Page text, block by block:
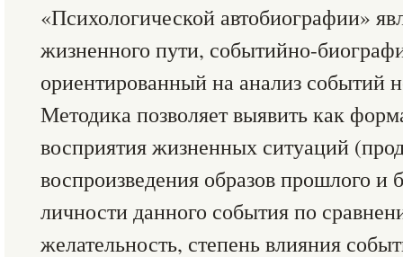
«Психологической автобиографии»
жизненного пути, событийно-
ориентированный на анализ событий
Методика позволяет выявить как
восприятия жизненных ситуаций
воспроизведения образов прошлого и
личности данного события по
желательность, степень влияния